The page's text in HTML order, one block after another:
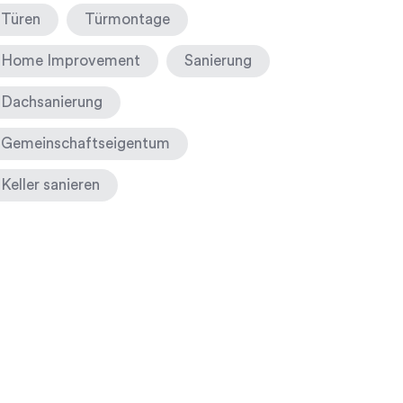
Türen Türmontage
Home Improvement Sanierung
Dachsanierung
Gemeinschaftseigentum
Keller sanieren